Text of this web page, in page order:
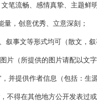
流畅、感情真挚、主题鲜
，创意优秀、立意深刻；
文等形式均可（散文，叙
（所提供的图片请配以文字
提供作者信息（包括：生
得在其他地方公开发表过或